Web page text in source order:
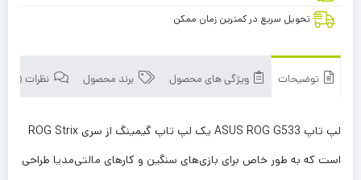
تحویل سریع در کمترین زمان ممکن
توضیحات ویژگی های محصول برند محصول نظرات (0)
لپ تاپ ASUS ROG G533 یک لپ تاپ گیمینگ از سری ROG Strix
است که به طور خاص برای بازی‌های سنگین و کارهای مالتی‌مدیا طراحی